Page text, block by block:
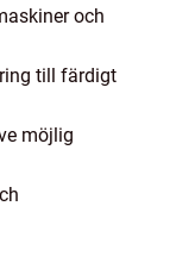
och
till färdigt
möjlig